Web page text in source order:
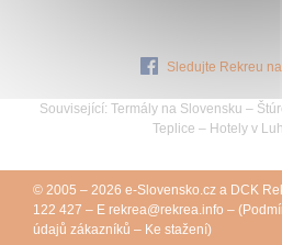
Sledujte Rekreu
Související: Termály na Slovensku –
Teplice – Hotely v
© 2005 – 2026 e-Slovensko.cz a DCK
122 427 – E rekrea@rekrea.info – (
údajů zákazníků – Ke stažení)